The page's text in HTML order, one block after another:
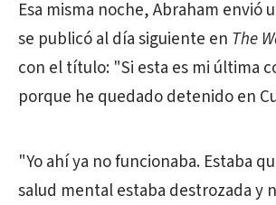
Esa misma noche, Abraham envió
se publicó al día siguiente en The
con el título: "Si esta es mi última
porque he quedado detenido en
"Yo ahí ya no funcionaba. Estaba
salud mental estaba destrozada y